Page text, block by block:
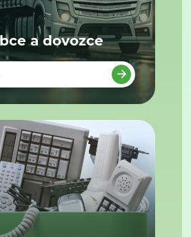
a dovozce